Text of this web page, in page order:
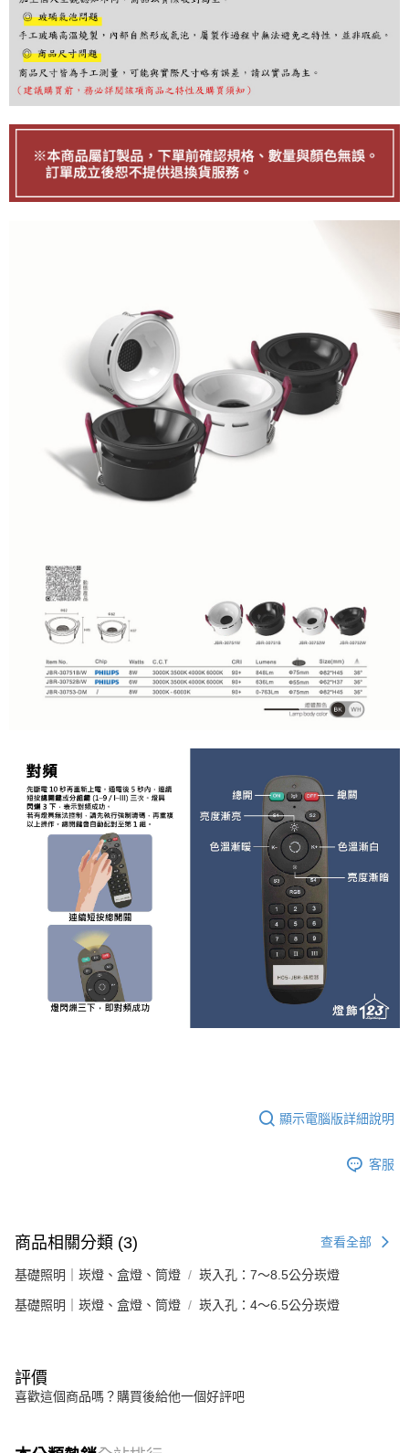
【注意事項】
１．透過由恩沛科技股份有限公司提供之「AFTEE先享後付」服務完成之交
易，需依本服務之必要範圍內提供個人資料，並將交易相關給付款項請求債
權轉讓予恩沛科技股份有限公司。
２．關於個人資料處理事宜，請瀏覽以下網址：
https://aftee.tw/terms/#terms3
３．未成年的使用者請事先徵得法定代理人或監護人之同意方可使用
任。
４．使用「AFTEE先享後付」時，將依據個別帳號之用戶狀況，依本公司即
５．嚴禁一人註冊多個帳號或使用他人資訊註冊。若發現惡意使用之情形，
顯示電腦版詳細說明
客服
商品相關分類 (3) 查看全部
基礎照明｜崁燈、盒燈、筒燈 崁入孔：7～8.5公分崁燈
基礎照明｜崁燈、盒燈、筒燈 崁入孔：4～6.5公分崁燈
評價
喜歡這個商品嗎？購買後給他一個好評吧